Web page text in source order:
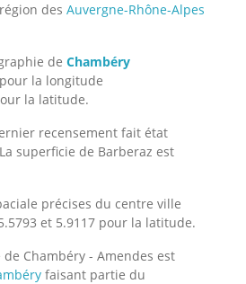
des Auvergne-Rhône-Alpes
de Chambéry
la longitude
la latitude.
recensement fait état
superficie de Barberaz est
précises du centre ville
et 5.9117 pour la latitude.
de Chambéry - Amendes est
faisant partie du